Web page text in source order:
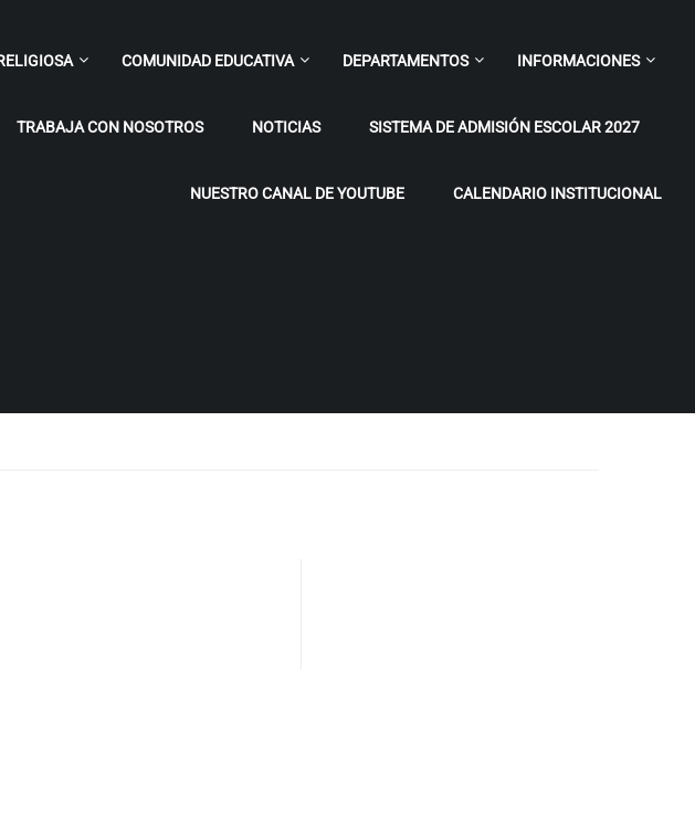
COMUNIDAD EDUCATIVA DEPARTAMENTOS INFORMACIONES
TRABAJA CON NOSOTROS NOTICIAS SISTEMA DE ADMISIÓN ESCOLAR 2027
NUESTRO CANAL DE YOUTUBE CALENDARIO INSTITUCIONAL